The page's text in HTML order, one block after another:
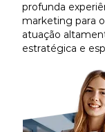
profunda
marketing para
atuação
estratégica e